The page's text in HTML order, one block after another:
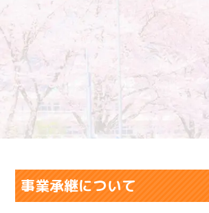
事業承継について
事業承継について